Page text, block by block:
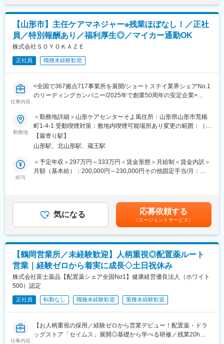
ない医療現場の安心安全や、医療従事者の負担軽減に大きく貢献
しています。
◆高いシェアを持つ製品：
調剤というニッチな分野で、業界トップクラスのシェアを誇る製
品が多数あります。寡占市場だからこそ、競合製品を使っている
顧客からいかにシェアを獲得するか試行錯誤する面白さがありま
す。
の企業を持つ事は無く、事業所のインストラクター全体で顧客の
サポートを行います。
顧客の要望に応じて、設定の変更や運用フローの見直し提案等を
していただきます。
対応はオンライン、訪問のどちらも発生しますが、イメージとし
て、歯科は対面、介護はリモートでの対応となる場合が多いで
す。医科と薬局に関しては顧客の状況によって柔軟に対応してい
ます。
■教育体制：
はありません。事業所全体で顧客のサポートを行い、協力して業
務を遂行します。入社後はOJTを中心に、マニュアルも完備され
ているため、ITの知識がない方でも安心して業務に取り組めま
す。3年間かけて一人前を目指し、全社的な勉強会や専門部署のサ
■研修について
（交通費・拠点先住居費・帰省費は同社負担）。
（研修の実例）※各プログラムは1~2カ月程度で行われます。場所
や期間は変更の可能性があります。
（1）
場所：秋田本社
内容：電話対応、システムの基本操作、保険料算定の基礎知識の
習得、サーバ、周辺機器のキッティング
（2）
場所：東京支店
内容：（1）に加えて、PCのセットアップ、先輩同行でのシステ
ム導入作業
内容：（1）（2）に加えて、保守作業の訪問同行、オプション機
能のセットアップ、帳票入力の設定
【山形市】主任ケアマネジャー※残業ほぼなし！／正社
員／特別報酬あり／福利厚生◎／マイカー通勤OK
株式会社ＳＯＹＯＫＡＺＥ
正社員 職種未経験歓迎
仕事内容
<全国で367拠点717事業所を展開/ショートステイ業界シェアNo.1
のリーディングカンパニー/2025年で創業50周年の安定企業>
■業務内容：
・ケアプラン作成
・ご家族・関係機関との連絡調整
・行政対応（運営指導や監査対応）
・職員育成・マネジメントなど
主任ケアマネとしての業務を担当。複数ケースを把握しながら、
■特別報酬について：
施設運営への貢献やチームワーク、売上への寄与など多角的に
ンを高められる制度です。努力が収入アップに直結する環境で、
自分の可能性を広げてみませんか。
■働く環境：
お客様はもちろん、一緒に働く仲間同士の信頼関係も大切にして
いる職場です。困った時は自然と助け合い、喜びはみんなで共
有。人を思いやる文化が根付いており、「この仲間と働けて良か
った」と思える環境です。人間関係が良く、長く働きたくなる職
場を目指しています。
また、私たちは「安心して長く働ける職場づくり」を大切にして
います。福利厚生や研修制度の充実はもちろん、ライフスタイル
勤務地
＜勤務地詳細＞山形ケアセンターそよ風住所：山形県山形市荒楯
町1-4-1 受動喫煙対策：敷地内喫煙可能場所あり変更の範囲：（雇
入れ直後）募集施設 （変更の範囲）近隣都道府県の施設
【最寄り駅】
山形駅、北山形駅、蔵王駅
給与
＜予定年収＞297万円～333万円＜賃金形態＞月給制＜賃金内訳＞
月額（基本給）：200,000円～230,000円その他固定手当/月：
平均24.7万円（最高額75万円）※2025年6月支給実績▼下記別途支
給通勤手当年末年始手当：380円/時※12/30 0時～1/3 24時賃金は
あくまでも目安の金額であり、選考を通じて上下する可能性があ
ります。月給(月額)は固定手当を含めた表記です。
気になる 応募依頼する
（エージェントサービス）
【鶴岡営業所／未経験歓迎】人柄重視◎配置薬ルート
営業｜経験ゼロから着実に成長◇土日祝休み
株式会社富士薬品【配置薬シェア全国No1】健康経営優良法人（ホワイト
500）認定
正社員 転勤なし 職種未経験歓迎 業種未経験歓迎
仕事内容
【お人柄重視の採用／経験ゼロから営業デビュー！配置薬・ドラ
ッグストア「セイムス」展開◎基礎から学べる研修／残業20h以